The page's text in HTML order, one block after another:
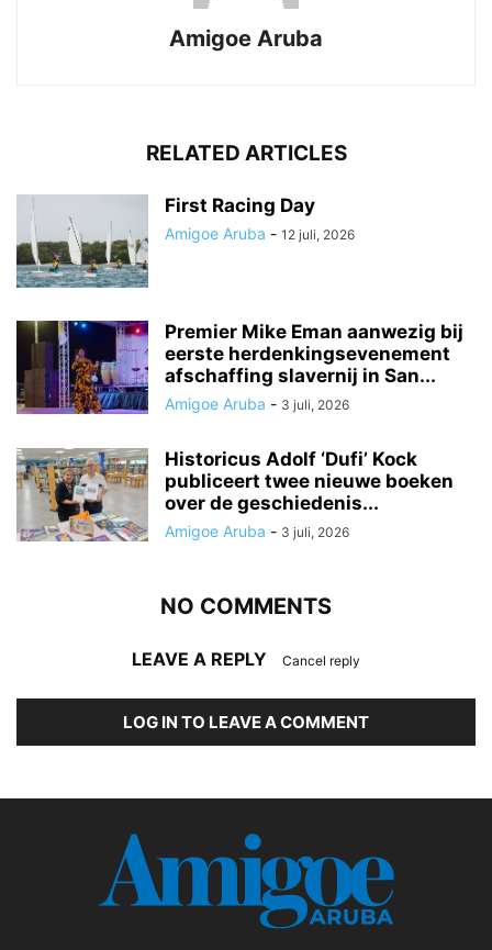
Amigoe Aruba
RELATED ARTICLES
First Racing Day
Amigoe Aruba - 12 juli, 2026
Premier Mike Eman aanwezig bij
eerste herdenkingsevenement
afschaffing slavernij in San...
Amigoe Aruba - 3 juli, 2026
Historicus Adolf ‘Dufi’ Kock
publiceert twee nieuwe boeken
over de geschiedenis...
Amigoe Aruba - 3 juli, 2026
NO COMMENTS
LEAVE A REPLY Cancel reply
LOG IN TO LEAVE A COMMENT